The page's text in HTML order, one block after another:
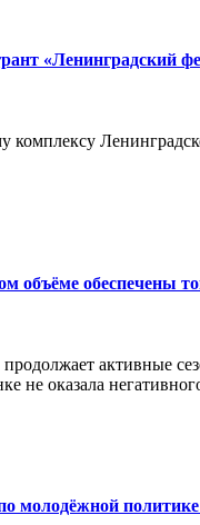
«Ленинградский
объёме обеспечены
активные
не оказала
молодёжной